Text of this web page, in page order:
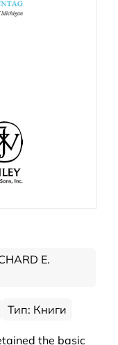
E.
Тип: Книги
the basic